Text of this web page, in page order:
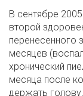
В сентябре
второй
перенесенного
месяцев
хронический
месяца после
держать